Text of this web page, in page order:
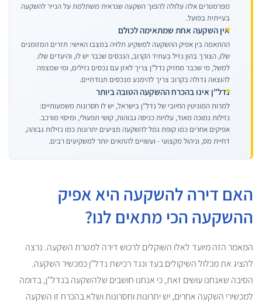
מפרמטרים אלה עלולה להפוך השקעה שנראית משתלמת על הנייר להשקעה
בעייתית בפועל.
אין השקעה אחת שמתאימה לכולם
ההתאמה בין אפיק ההשקעה למשקיע תלויה במצבו האישי: תזרים המזומנים
שלו, הצורך בהון נזיל בעתיד הקרוב, הנכסים שכבר יש לו, והיעדים שלו.
למשל, מי שכבר מחזיק נדל"ן צריך לאזן עם נכסים נזילים, ומי שמצפה
להוצאה גדולה בקרוב צריך להימנע מנכסים תנודתיים.
נדל"ן אינו בהכרח ההשקעה הטובה ביותר
למרות המוניטין החיובי של נדל"ן בישראל, יש לו חסרונות משמעותיים:
נזילות נמוכה מאוד, עלויות כניסה גבוהות, קושי תפעולי, ומיסוי מורכב.
אפיקים אחרים כמו קופת גמל להשקעה מציעים יתרונות כמו נזילות גבוהה,
דחיית מס, וניהול מקצועי - ועשויים להתאים יותר למשקיעים רבים.
האם דירה להשקעה היא אפיק
ההשקעה הכי מתאים לנו?
המאמר הזה מיועד לאלו השוקלים לרכוש דירה למטרת השקעה. נרצה
להציג את מכלול השיקולים בעד ונגד רכישת נדל"ן כמכשיר השקעה.
הסיבה שאנחנו עושים זאת, כי אנחנו חושבים שלהשקעה בנדל"ן, בדומה
למכשירי השקעה אחרים, יש יתרונות וחסרונות ושלא בהכרח זו השקעה